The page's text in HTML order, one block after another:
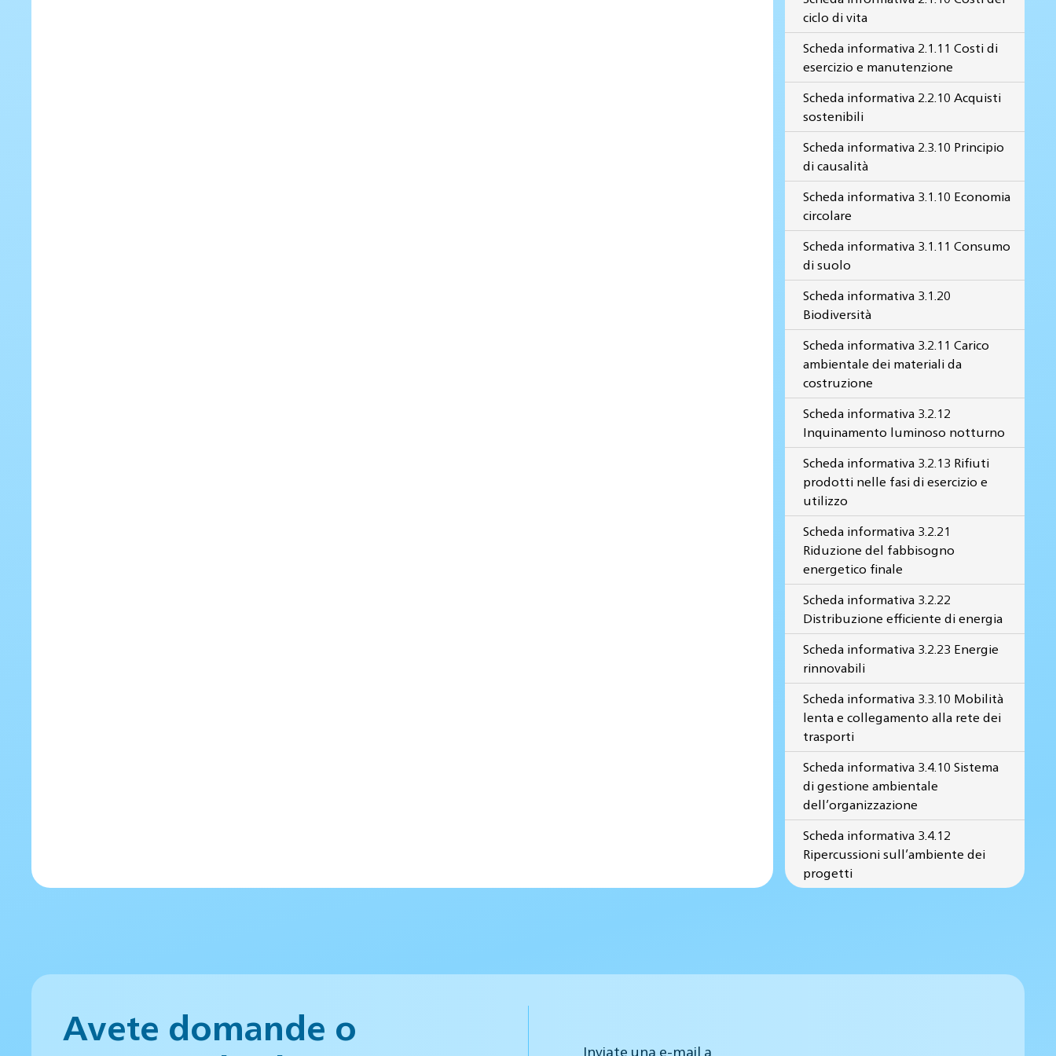
ciclo di vita
Scheda informativa 2.1.11 Costi di
esercizio e manutenzione
Scheda informativa 2.2.10 Acquisti
sostenibili
Scheda informativa 2.3.10 Principio
di causalità
Scheda informativa 3.1.10 Economia
circolare
Scheda informativa 3.1.11 Consumo
di suolo
Scheda informativa 3.1.20
Biodiversità
Scheda informativa 3.2.11 Carico
ambientale dei materiali da
costruzione
Scheda informativa 3.2.12
Inquinamento luminoso notturno
Scheda informativa 3.2.13 Rifiuti
prodotti nelle fasi di esercizio e
utilizzo
Scheda informativa 3.2.21
Riduzione del fabbisogno
energetico finale
Scheda informativa 3.2.22
Distribuzione efficiente di energia
Scheda informativa 3.2.23 Energie
rinnovabili
Scheda informativa 3.3.10 Mobilità
lenta e collegamento alla rete dei
trasporti
Scheda informativa 3.4.10 Sistema
di gestione ambientale
dell’organizzazione
Scheda informativa 3.4.12
Ripercussioni sull’ambiente dei
progetti
Avete domande o
Inviate una e-mail a